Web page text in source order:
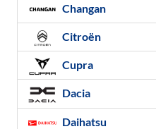
Changan
Citroën
Cupra
Dacia
Daihatsu